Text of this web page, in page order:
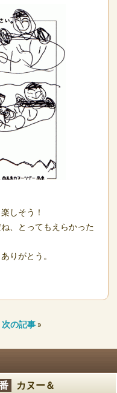
しそう！
、とってもえらかった
りがとう。
次の記事 »
カヌー＆